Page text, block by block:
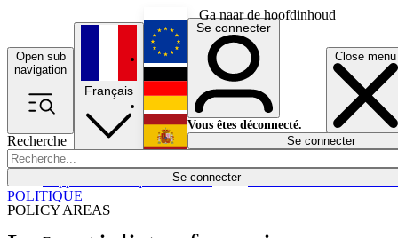
Ga naar de hoofdinhoud
Open sub
navigation
Close menu
Recherche
Se connecter
POLICY AREAS
Économie
Français
English
Deutsch
Español
Se connecter
Vous êtes déconnecté.
Se connecter
POLITIQUE